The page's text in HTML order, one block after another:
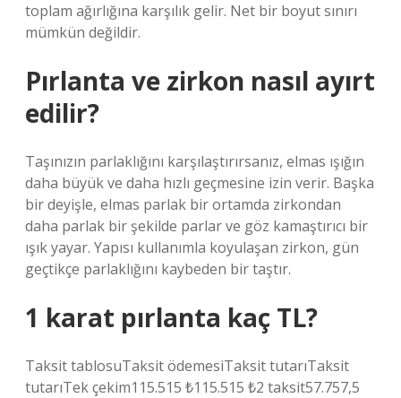
toplam ağırlığına karşılık gelir. Net bir boyut sınırı
mümkün değildir.
Pırlanta ve zirkon nasıl ayırt
edilir?
Taşınızın parlaklığını karşılaştırırsanız, elmas ışığın
daha büyük ve daha hızlı geçmesine izin verir. Başka
bir deyişle, elmas parlak bir ortamda zirkondan
daha parlak bir şekilde parlar ve göz kamaştırıcı bir
ışık yayar. Yapısı kullanımla koyulaşan zirkon, gün
geçtikçe parlaklığını kaybeden bir taştır.
1 karat pırlanta kaç TL?
Taksit tablosuTaksit ödemesiTaksit tutarıTaksit
tutarıTek çekim115.515 ₺115.515 ₺2 taksit57.757,5